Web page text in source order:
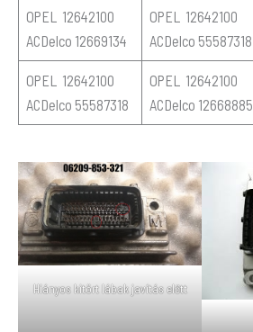
OPEL 12642100
ACDelco 12669134
OPEL 12642100
ACDelco 55587318
OPEL 12642100
ACDelco 55587318
OPEL 12642100
ACDelco 12668885
Hiányos kitört lábak javítás előtt